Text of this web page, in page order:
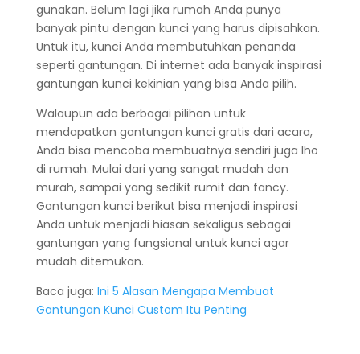
gunakan. Belum lagi jika rumah Anda punya
banyak pintu dengan kunci yang harus dipisahkan.
Untuk itu, kunci Anda membutuhkan penanda
seperti gantungan. Di internet ada banyak inspirasi
gantungan kunci kekinian yang bisa Anda pilih.
Walaupun ada berbagai pilihan untuk
mendapatkan gantungan kunci gratis dari acara,
Anda bisa mencoba membuatnya sendiri juga lho
di rumah. Mulai dari yang sangat mudah dan
murah, sampai yang sedikit rumit dan fancy.
Gantungan kunci berikut bisa menjadi inspirasi
Anda untuk menjadi hiasan sekaligus sebagai
gantungan yang fungsional untuk kunci agar
mudah ditemukan.
Baca juga: Ini 5 Alasan Mengapa Membuat
Gantungan Kunci Custom Itu Penting